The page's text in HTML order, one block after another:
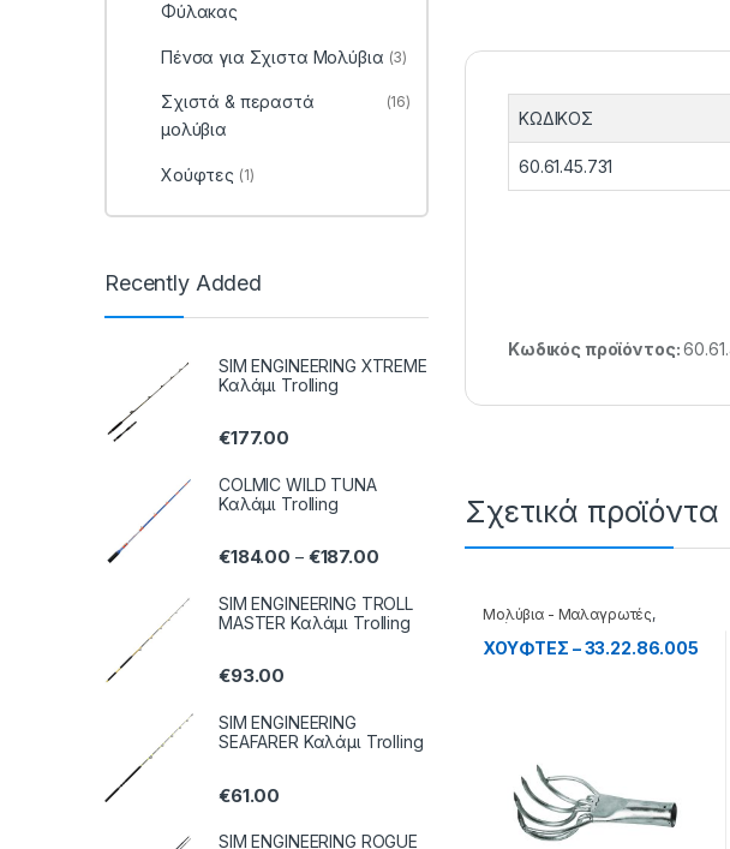
ΚΩΔΙΚΟΣ
60.61.45.731
Κωδικός προϊόντος:
Σχετικά προϊόντα
Μολύβια - Μαλαγρωτές,
Χούφτες
XOYΦTΕΣ – 33.22.86.005
Φύλακας
Πένσα για Σχιστα Μολύβια (3)
Σχιστά & περαστά
μολύβια
(16)
Χούφτες (1)
Recently Added
SIM ENGINEERING XTREME
Καλάμι Trolling
€177.00
COLMIC WILD TUNA
Καλάμι Trolling
€184.00 – €187.00
SIM ENGINEERING TROLL
MASTER Καλάμι Trolling
€93.00
SIM ENGINEERING
SEAFARER Καλάμι Trolling
€61.00
SIM ENGINEERING ROGUE